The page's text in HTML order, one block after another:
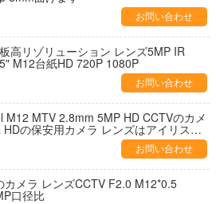
お問い合わせ
高リゾリューション レンズ5MP IR
M12台紙HD 720P 1080P
お問い合わせ
M12 MTV 2.8mm 5MP HD CCTVのカメ
HDの保安用カメラ レンズはアイリスを
お問い合わせ
カメラ レンズCCTV F2.0 M12*0.5
口径比